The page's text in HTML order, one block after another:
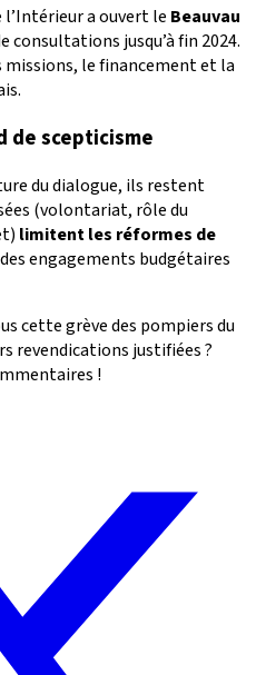
l’Intérieur a ouvert le Beauvau
consultations jusqu’à fin 2024.
missions, le financement et la
de scepticisme
du dialogue, ils restent
(volontariat, rôle du
limitent les réformes de
engagements budgétaires
cette grève des pompiers du
revendications justifiées ?
!